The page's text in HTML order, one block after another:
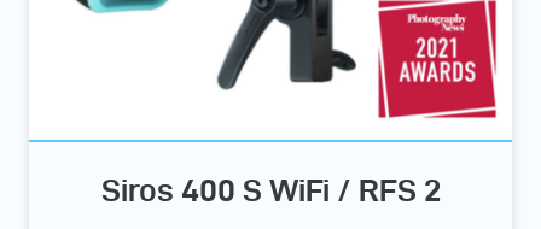
Siros 400 S WiFi / RFS 2